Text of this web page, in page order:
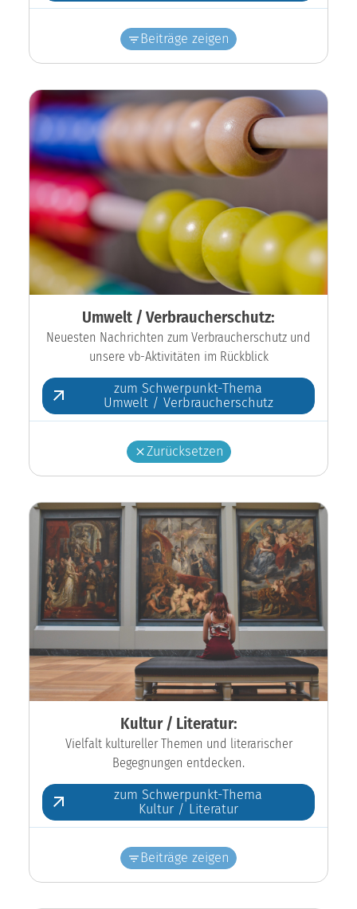
Beiträge zeigen
Umwelt / Verbraucherschutz:
Neuesten Nachrichten zum Verbraucherschutz und
unsere vb-Aktivitäten im Rückblick
zum Schwerpunkt-Thema
Umwelt / Verbraucherschutz
Zurücksetzen
Kultur / Literatur:
Vielfalt kultureller Themen und literarischer
Begegnungen entdecken.
zum Schwerpunkt-Thema
Kultur / Literatur
Beiträge zeigen